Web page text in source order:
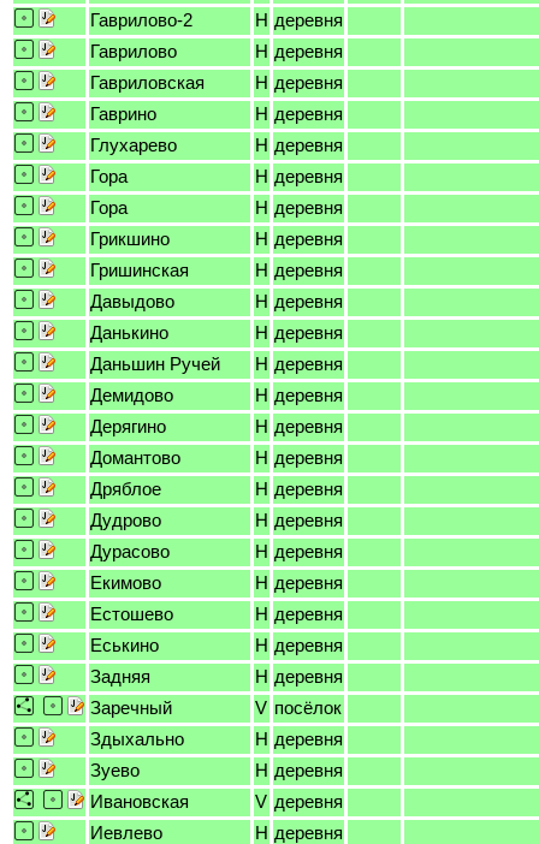
Гаврилово-2
H деревня
Гаврилово
H деревня
Гавриловская
H деревня
Гаврино
H деревня
Глухарево
H деревня
Гора
H деревня
Гора
H деревня
Грикшино
H деревня
Гришинская
H деревня
Давыдово
H деревня
Данькино
H деревня
Даньшин Ручей
H деревня
Демидово
H деревня
Дерягино
H деревня
Домантово
H деревня
Дряблое
H деревня
Дудрово
H деревня
Дурасово
H деревня
Екимово
H деревня
Естошево
H деревня
Еськино
H деревня
Задняя
H деревня
Заречный
V посёлок
Здыхально
H деревня
Зуево
H деревня
Ивановская
V деревня
Иевлево
H деревня